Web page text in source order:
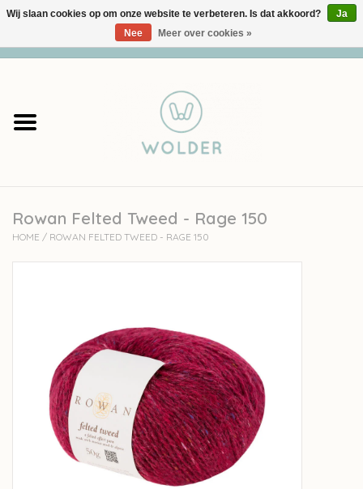
Garens
Accessoires
workshops
Over wolder
Rowan Felted Tweed - Rage 150
HOME / ROWAN FELTED TWEED - RAGE 150
Wij slaan cookies op om onze website te verbeteren. Is dat akkoord?
Ja
Nee
Meer over cookies »